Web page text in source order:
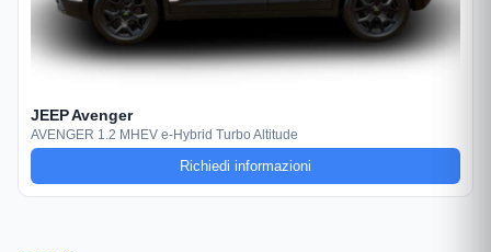
JEEP Avenger
AVENGER 1.2 MHEV e-Hybrid Turbo Altitude
Richiedi informazioni